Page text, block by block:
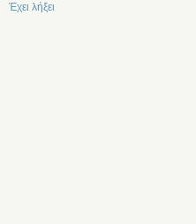
Έχει λήξει